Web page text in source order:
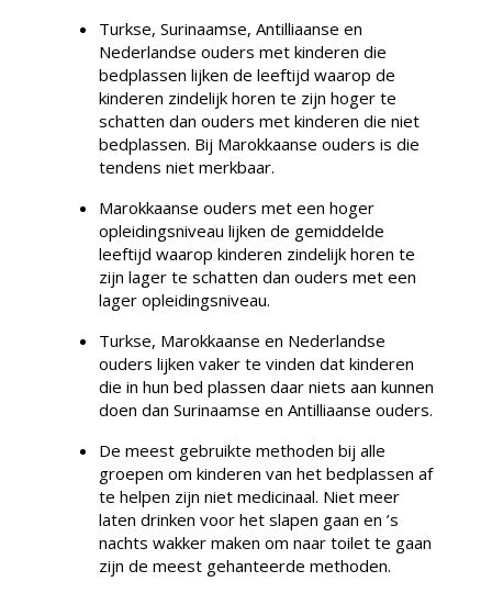
Turkse, Surinaamse, Antilliaanse en
Nederlandse ouders met kinderen die
bedplassen lijken de leeftijd waarop de
kinderen zindelijk horen te zijn hoger te
schatten dan ouders met kinderen die niet
bedplassen. Bij Marokkaanse ouders is die
tendens niet merkbaar.
Marokkaanse ouders met een hoger
opleidingsniveau lijken de gemiddelde
leeftijd waarop kinderen zindelijk horen te
zijn lager te schatten dan ouders met een
lager opleidingsniveau.
Turkse, Marokkaanse en Nederlandse
ouders lijken vaker te vinden dat kinderen
die in hun bed plassen daar niets aan kunnen
doen dan Surinaamse en Antilliaanse ouders.
De meest gebruikte methoden bij alle
groepen om kinderen van het bedplassen af
te helpen zijn niet medicinaal. Niet meer
laten drinken voor het slapen gaan en ’s
nachts wakker maken om naar toilet te gaan
zijn de meest gehanteerde methoden.